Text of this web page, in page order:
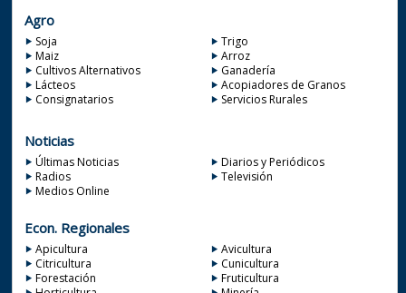
Agro
Soja
Trigo
Maiz
Arroz
Cultivos Alternativos
Ganadería
Lácteos
Acopiadores de Granos
Consignatarios
Servicios Rurales
Noticias
Últimas Noticias
Diarios y Periódicos
Radios
Televisión
Medios Online
Econ. Regionales
Apicultura
Avicultura
Citricultura
Cunicultura
Forestación
Fruticultura